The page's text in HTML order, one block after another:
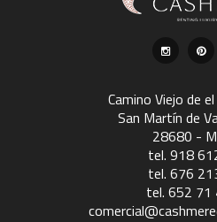
Camino Viejo de
San Martín de
28680 -
tel. 918
tel. 676
tel. 652 71